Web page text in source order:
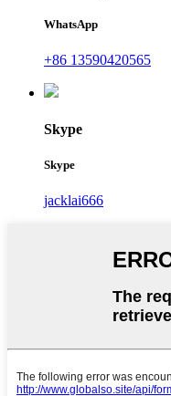
WhatsApp
+86 13590420565
Skype
Skype
jacklai666